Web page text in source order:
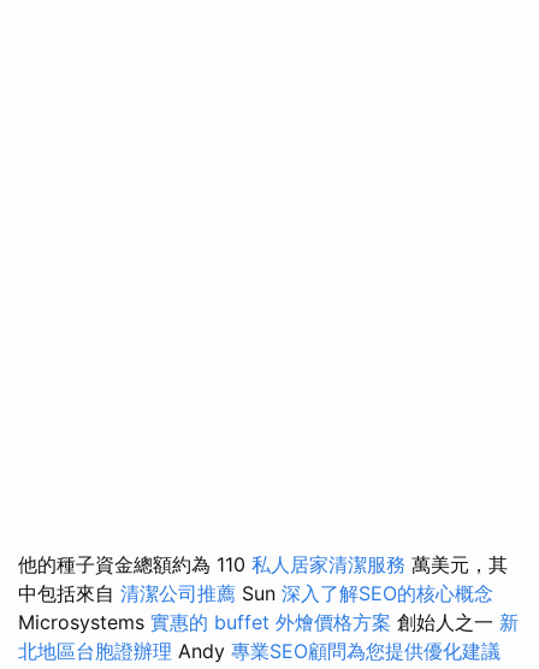
他的種子資金總額約為 110 私人居家清潔服務 萬美元，其
中包括來自 清潔公司推薦 Sun 深入了解SEO的核心概念
Microsystems 實惠的 buffet 外燴價格方案 創始人之一 新
北地區台胞證辦理 Andy 專業SEO顧問為您提供優化建議